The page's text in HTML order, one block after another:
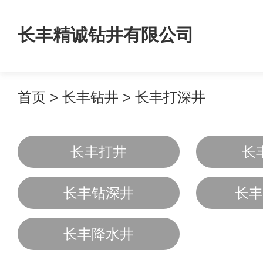
长丰精诚钻井有限公司
首页 > 长丰钻井 > 长丰打深井
长丰打井 长
长丰钻深井 长
长丰降水井